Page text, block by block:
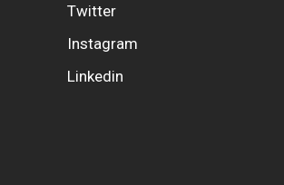
Twitter
Instagram
Linkedin